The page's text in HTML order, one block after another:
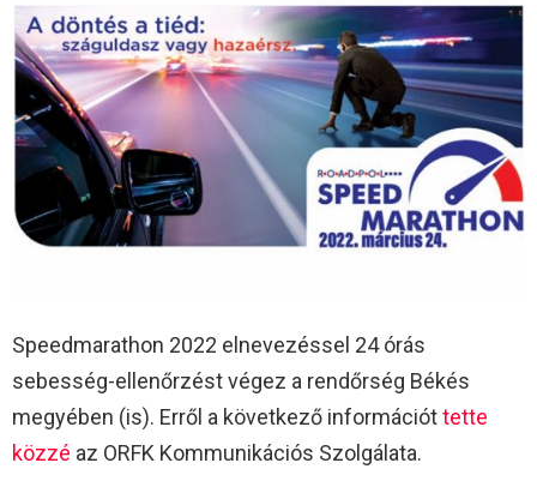
Speedmarathon 2022 elnevezéssel 24 órás
sebesség-ellenőrzést végez a rendőrség Békés
megyében (is). Erről a következő információttette
közzé az ORFK Kommunikációs Szolgálata.